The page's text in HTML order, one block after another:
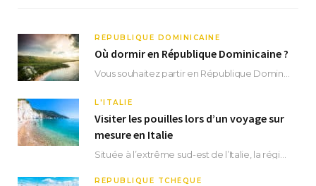
RÉPUBLIQUE DOMINICAINE
Où dormir en République Dominicaine ?
L'ITALIE
Visiter les pouilles lors d’un voyage sur
mesure en Italie
RÉPUBLIQUE TCHÈQUE